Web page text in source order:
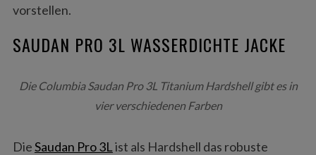
vorstellen.
SAUDAN PRO 3L WASSERDICHTE JACKE
Die Columbia Saudan Pro 3L Titanium Hardshell gibt es in
vier verschiedenen Farben
DieSaudan Pro 3List als Hardshell das robuste